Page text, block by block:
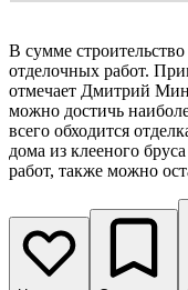
В сумме
отделочных работ.
отмечает Дмитрий
можно достичь
всего обходится
дома из клееного
работ, также можно